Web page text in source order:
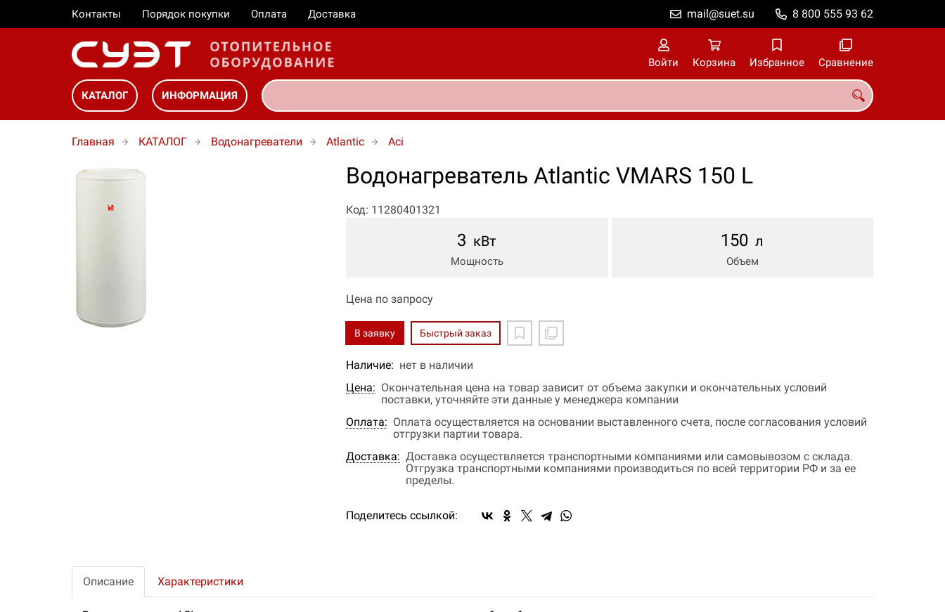
Контакты Порядок покупки Оплата Доставка 8 800 555 93 62
mail@suet.su
Войти Корзина Избранное Сравнение
КАТАЛОГ ИНФОРМАЦИЯ
Главная КАТАЛОГ Водонагреватели Atlantic Aci
Водонагреватель Atlantic VMARS 150 L
Код: 11280401321
3 кВт
Мощность
150 л
Объем
Цена по запросу
В заявку Быстрый заказ
Наличие: нет в наличии
Цена: Окончательная цена на товар зависит от объема закупки и окончательных условий
поставки, уточняйте эти данные у менеджера компании
Оплата: Оплата осуществляется на основании выставленного счета, после согласования условий
отгрузки партии товара.
Доставка: Доставка осуществляется транспортными компаниями или самовывозом с склада.
Отгрузка транспортными компаниями производиться по всей территории РФ и за ее
пределы.
Поделитесь ссылкой:
Описание Характеристики